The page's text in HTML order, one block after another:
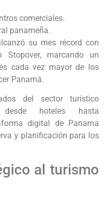
comerciales.
panameña.
su mes récord con
marcando un
cada vez mayor de los
Panamá.
del sector turístico
hoteles hasta
digital de Panama
y planificación para los
al turismo